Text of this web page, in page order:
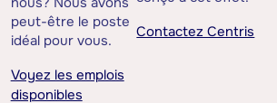
peut-être le poste
idéal pour vous.
Voyez les emplois
disponibles
Contactez Centris